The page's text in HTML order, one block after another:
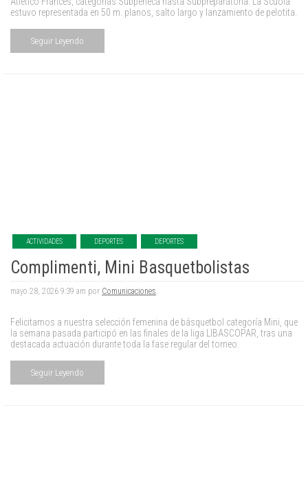
estuvo representada en 50 m. planos, salto largo y lanzamiento de pelotita.
Seguir Leyendo
ACTIVIDADES DEPORTES DEPORTES
Complimenti, Mini Basquetbolistas
mayo 28, 2026 9:39 am por Comunicaciones.
Felicitamos a nuestra selección femenina de básquetbol categoría Mini, que
la semana pasada participó en las finales de la liga LIBASCOPAR, tras una
destacada actuación durante toda la fase regular del torneo.
Seguir Leyendo